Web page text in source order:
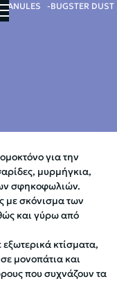
BUGSTER DUST
για την
μυρμήγκια,
σφηκοφωλιών.
με σκόνισμα των
και γύρω από
κτίσματα,
μονοπάτια και
που συχνάζουν τα